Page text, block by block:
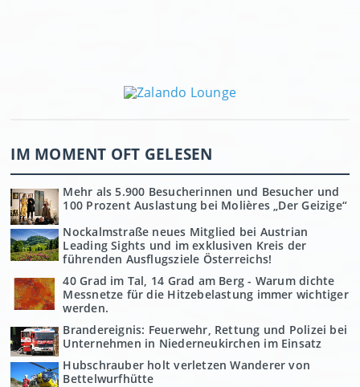
IM MOMENT OFT GELESEN
Mehr als 5.900 Besucherinnen und Besucher und
100 Prozent Auslastung bei Molières „Der Geizige“
Nockalmstraße neues Mitglied bei Austrian
Leading Sights und im exklusiven Kreis der
führenden Ausflugsziele Österreichs!
40 Grad im Tal, 14 Grad am Berg - Warum dichte
Messnetze für die Hitzebelastung immer wichtiger
werden.
Brandereignis: Feuerwehr, Rettung und Polizei bei
Unternehmen in Niederneukirchen im Einsatz
Hubschrauber holt verletzen Wanderer von
Bettelwurfhütte